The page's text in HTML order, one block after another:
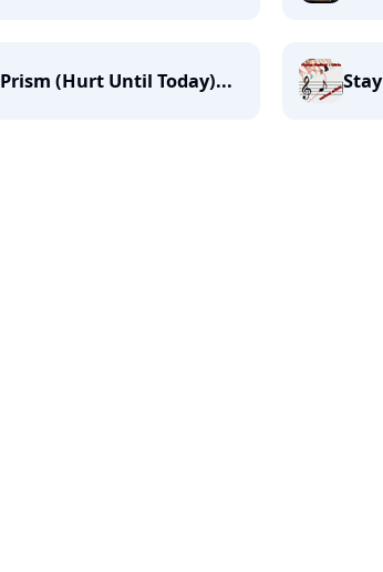
Prism (Hurt Until Today)...